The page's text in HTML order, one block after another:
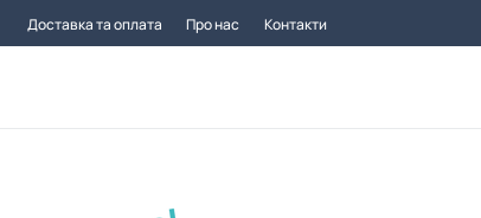
Доставка та оплата Про нас Контакти